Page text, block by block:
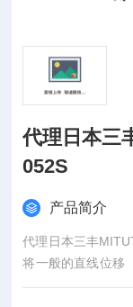
代理日本三
052S
产品简介
代理日本三丰
将一般的直线位移
显示屏上进行读数